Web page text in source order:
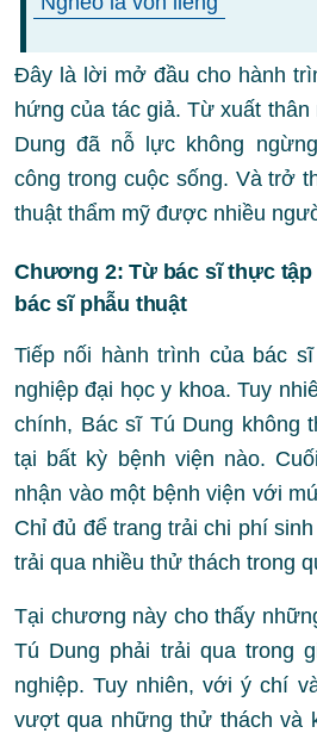
Đây là lời mở đầu cho hành
hứng của tác giả. Từ xuất
Dung đã nỗ lực không
công trong cuộc sống. Và trở
thuật thẩm mỹ được nhiều
Chương 2: Từ bác sĩ thực
bác sĩ phẫu thuật
Tiếp nối hành trình của bác
nghiệp đại học y khoa. Tuy
chính, Bác sĩ Tú Dung không
tại bất kỳ bệnh viện nào.
nhận vào một bệnh viện với
Chỉ đủ để trang trải chi phí
trải qua nhiều thử thách trong
Tại chương này cho thấy
Tú Dung phải trải qua trong
nghiệp. Tuy nhiên, với ý chí
vượt qua những thử thách và